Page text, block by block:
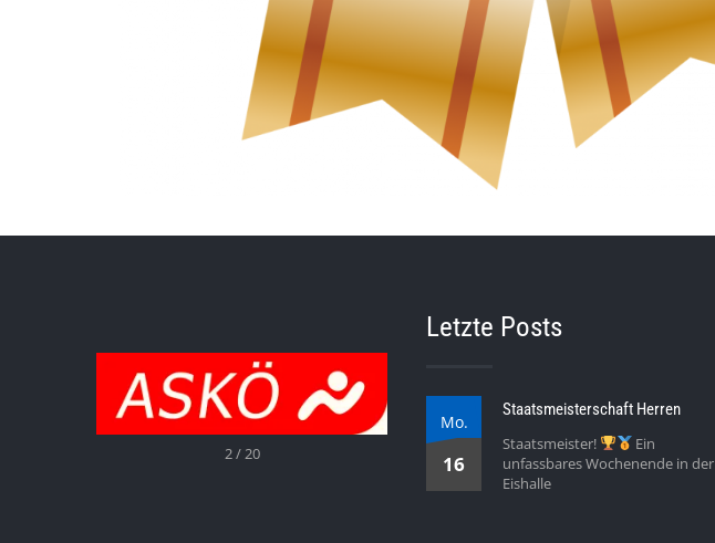
2 / 20
Letzte Posts
Mo.
16
Staatsmeisterschaft Herren
Staatsmeister!
Ein
unfassbares Wochenende in der
Eishalle